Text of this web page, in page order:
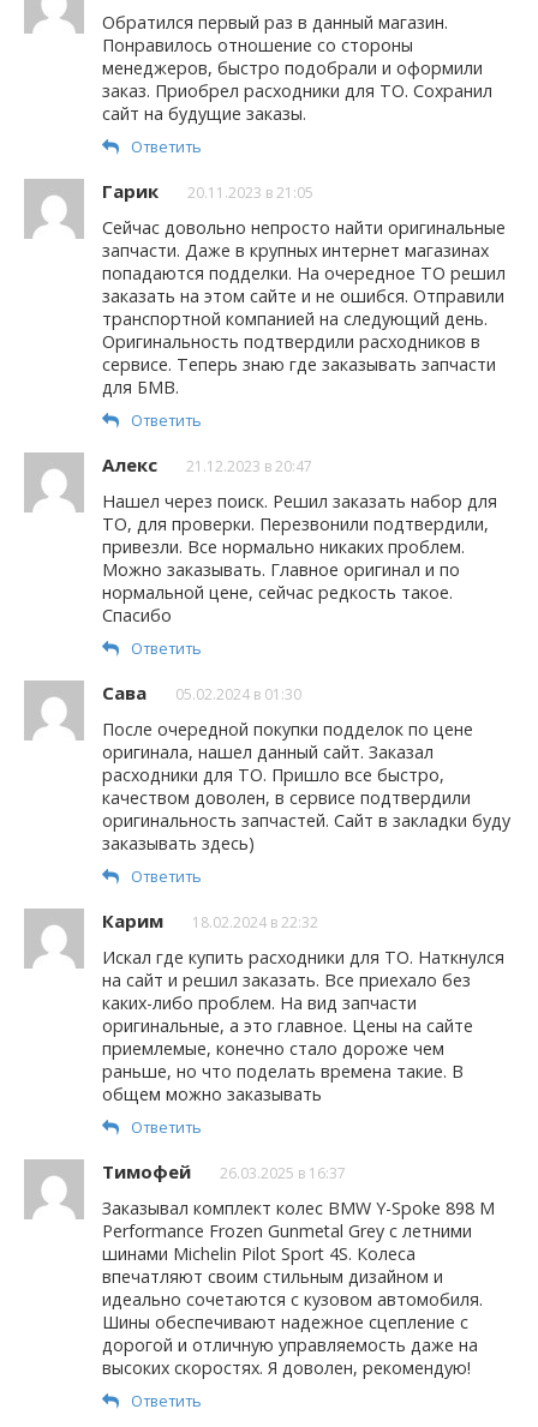
Обратился первый раз в данный магазин.
Понравилось отношение со стороны
менеджеров, быстро подобрали и оформили
заказ. Приобрел расходники для ТО. Сохранил
сайт на будущие заказы.
Ответить
Гарик 20.11.2023 в 21:05
Сейчас довольно непросто найти оригинальные
запчасти. Даже в крупных интернет магазинах
попадаются подделки. На очередное ТО решил
заказать на этом сайте и не ошибся. Отправили
транспортной компанией на следующий день.
Оригинальность подтвердили расходников в
сервисе. Теперь знаю где заказывать запчасти
для БМВ.
Ответить
Алекс 21.12.2023 в 20:47
Нашел через поиск. Решил заказать набор для
ТО, для проверки. Перезвонили подтвердили,
привезли. Все нормально никаких проблем.
Можно заказывать. Главное оригинал и по
нормальной цене, сейчас редкость такое.
Спасибо
Ответить
Сава 05.02.2024 в 01:30
После очередной покупки подделок по цене
оригинала, нашел данный сайт. Заказал
расходники для ТО. Пришло все быстро,
качеством доволен, в сервисе подтвердили
оригинальность запчастей. Сайт в закладки буду
заказывать здесь)
Ответить
Карим 18.02.2024 в 22:32
Искал где купить расходники для ТО. Наткнулся
на сайт и решил заказать. Все приехало без
каких-либо проблем. На вид запчасти
оригинальные, а это главное. Цены на сайте
приемлемые, конечно стало дороже чем
раньше, но что поделать времена такие. В
общем можно заказывать
Ответить
Тимофей 26.03.2025 в 16:37
Заказывал комплект колес BMW Y-Spoke 898 M
Performance Frozen Gunmetal Grey с летними
шинами Michelin Pilot Sport 4S. Колеса
впечатляют своим стильным дизайном и
идеально сочетаются с кузовом автомобиля.
Шины обеспечивают надежное сцепление с
дорогой и отличную управляемость даже на
высоких скоростях. Я доволен, рекомендую!
Ответить